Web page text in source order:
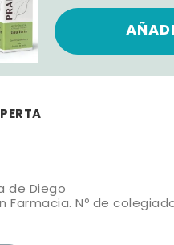
de Diego
Farmacia. Nº de